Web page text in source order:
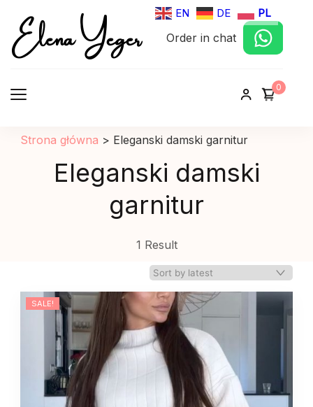
EN DE PL
Elena Yeger
Sklep internetowy odziez damska
Order in chat
0
Strona główna > Eleganski damski garnitur
Eleganski damski
garnitur
1 Result
SALE!